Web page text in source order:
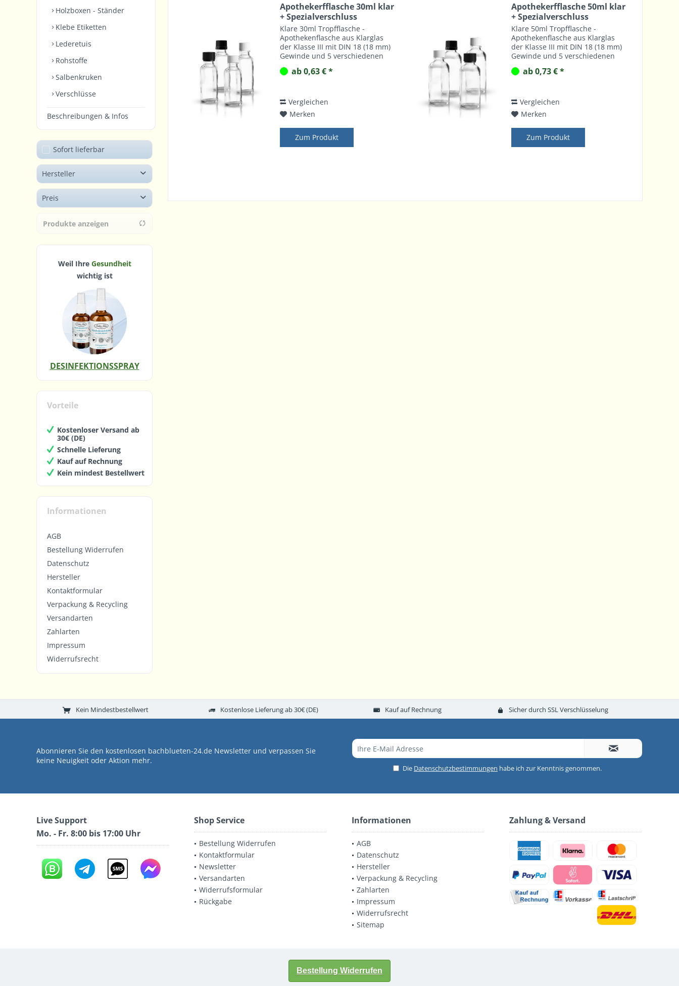
Holzboxen - Ständer
Klebe Etiketten
Lederetuis
Rohstoffe
Salbenkruken
Verschlüsse
Beschreibungen & Infos
Sofort lieferbar
Hersteller
kein Hersteller
Preis
0,63 €bis
Produkte anzeigen
Weil Ihre Gesundheit
wichtig ist
DESINFEKTIONSSPRAY
Vorteile
Kostenloser Versand ab
30€ (DE)
Schnelle Lieferung
Kauf auf Rechnung
Kein mindest Bestellwert
Informationen
AGB
Bestellung Widerrufen
Datenschutz
Hersteller
Kontaktformular
Verpackung & Recycling
Versandarten
Zahlarten
Impressum
Widerrufsrecht
Apothekerfflasche 30ml klar
+ Spezialverschluss
Klare 30ml Tropfflasche -
Apothekenflasche aus Klarglas
der Klasse III mit DIN 18 (18 mm)
Gewinde und 5 verschiedenen
Kindersicherung, Gießringen
ab 0,63 € *
Vergleichen
Merken
Zum Produkt
Apothekerfflasche 50ml klar
+ Spezialverschluss
Klare 50ml Tropfflasche -
Apothekenflasche aus Klarglas
der Klasse III mit DIN 18 (18 mm)
Gewinde und 5 verschiedenen
Kindersicherung, Gießringen
ab 0,73 € *
Vergleichen
Merken
Zum Produkt
Kein Mindestbestellwert Kostenlose Lieferung ab 30€ (DE) Kauf auf Rechnung Sicher durch SSL Verschlüsselung
Abonnieren Sie den kostenlosen bachblueten-24.de Newsletter und verpassen Sie
keine Neuigkeit oder Aktion mehr.
Die Datenschutzbestimmungen habe ich zur Kenntnis genommen.
Live Support
Mo. - Fr. 8:00 bis 17:00 Uhr
Shop Service
Bestellung Widerrufen
Kontaktformular
Newsletter
Versandarten
Widerrufsformular
Rückgabe
Informationen
AGB
Datenschutz
Hersteller
Verpackung & Recycling
Zahlarten
Impressum
Widerrufsrecht
Sitemap
Zahlung & Versand
Bestellung Widerrufen